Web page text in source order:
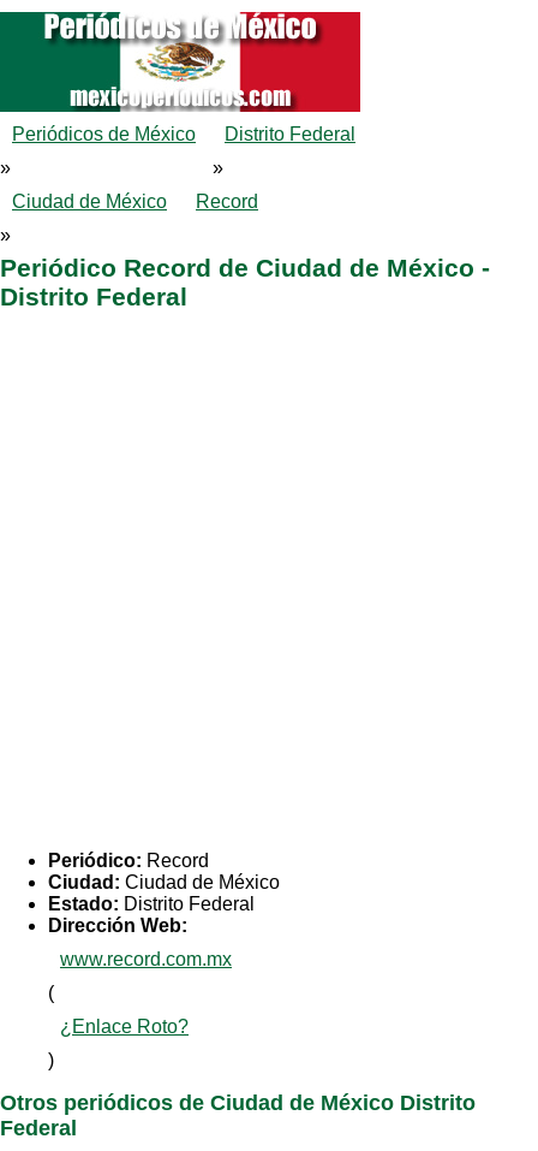
Periódicos de México
»
Distrito Federal
»
Ciudad de México
»
Record
Periódico Record de Ciudad de México -
Distrito Federal
Periódico: Record
Ciudad: Ciudad de México
Estado: Distrito Federal
Dirección Web:
www.record.com.mx
(
¿Enlace Roto?
)
Otros periódicos de Ciudad de México Distrito
Federal